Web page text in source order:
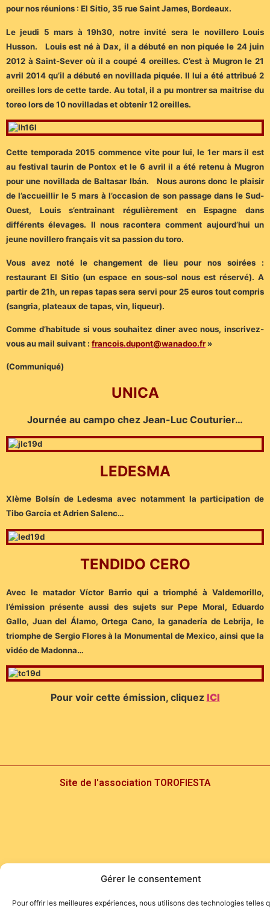
Gérer le consentement
Pour offrir les meilleures expériences, nous utilisons des technologies telles
pour nos réunions : El Sitio, 35 rue Saint James, Bordeaux.
Le jeudi 5 mars à 19h30, notre invité sera le novillero Louis
Husson. Louis est né à Dax, il a débuté en non piquée le 24 juin
2012 à Saint-Sever où il a coupé 4 oreilles. C’est à Mugron le 21
avril 2014 qu’il a débuté en novillada piquée. Il lui a été attribué 2
oreilles lors de cette tarde. Au total, il a pu montrer sa maitrise du
toreo lors de 10 novilladas et obtenir 12 oreilles.
Cette temporada 2015 commence vite pour lui, le 1er mars il est
au festival taurin de Pontox et le 6 avril il a été retenu à Mugron
pour une novillada de Baltasar Ibán. Nous aurons donc le plaisir
de l’accueillir le 5 mars à l’occasion de son passage dans le Sud-
Ouest, Louis s’entrainant régulièrement en Espagne dans
différents élevages. Il nous racontera comment aujourd’hui un
jeune novillero français vit sa passion du toro.
Vous avez noté le changement de lieu pour nos soirées :
restaurant El Sitio (un espace en sous-sol nous est réservé). A
partir de 21h, un repas tapas sera servi pour 25 euros tout compris
(sangria, plateaux de tapas, vin, liqueur).
Comme d’habitude si vous souhaitez diner avec nous, inscrivez-
vous au mail suivant : francois.dupont@wanadoo.fr»
(Communiqué)
UNICA
Journée au campo chez Jean-Luc Couturier…
LEDESMA
XIème Bolsín de Ledesma avec notamment la participation de
Tibo Garcia et Adrien Salenc…
TENDIDO CERO
Avec le matador Víctor Barrio qui a triomphé à Valdemorillo,
l’émission présente aussi des sujets sur Pepe Moral, Eduardo
Gallo, Juan del Álamo, Ortega Cano, la ganadería de Lebrija, le
triomphe de Sergio Flores à la Monumental de Mexico, ainsi que la
vidéo de Madonna…
Pour voir cette émission, cliquez ICI
Site de l'association TOROFIESTA